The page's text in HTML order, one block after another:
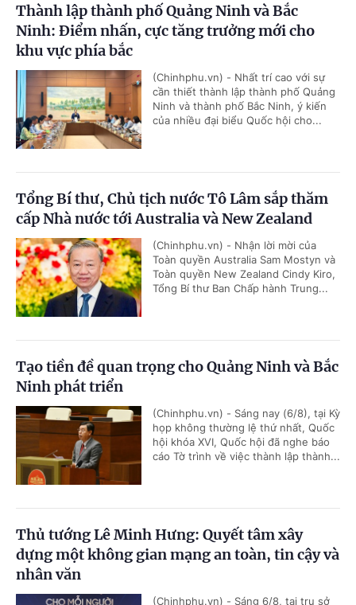
Thành lập thành phố Quảng Ninh và Bắc
Ninh: Điểm nhấn, cực tăng trưởng mới cho
khu vực phía bắc
(Chinhphu.vn) - Nhất trí cao với sự
cần thiết thành lập thành phố Quảng
Ninh và thành phố Bắc Ninh, ý kiến
của nhiều đại biểu Quốc hội cho...
Tổng Bí thư, Chủ tịch nước Tô Lâm sắp thăm
cấp Nhà nước tới Australia và New Zealand
(Chinhphu.vn) - Nhận lời mời của
Toàn quyền Australia Sam Mostyn và
Toàn quyền New Zealand Cindy Kiro,
Tổng Bí thư Ban Chấp hành Trung...
Tạo tiền đề quan trọng cho Quảng Ninh và Bắc
Ninh phát triển
(Chinhphu.vn) - Sáng nay (6/8), tại Kỳ
họp không thường lệ thứ nhất, Quốc
hội khóa XVI, Quốc hội đã nghe báo
cáo Tờ trình về việc thành lập thành...
Thủ tướng Lê Minh Hưng: Quyết tâm xây
dựng một không gian mạng an toàn, tin cậy và
nhân văn
(Chinhphu.vn) - Sáng 6/8, tại trụ sở